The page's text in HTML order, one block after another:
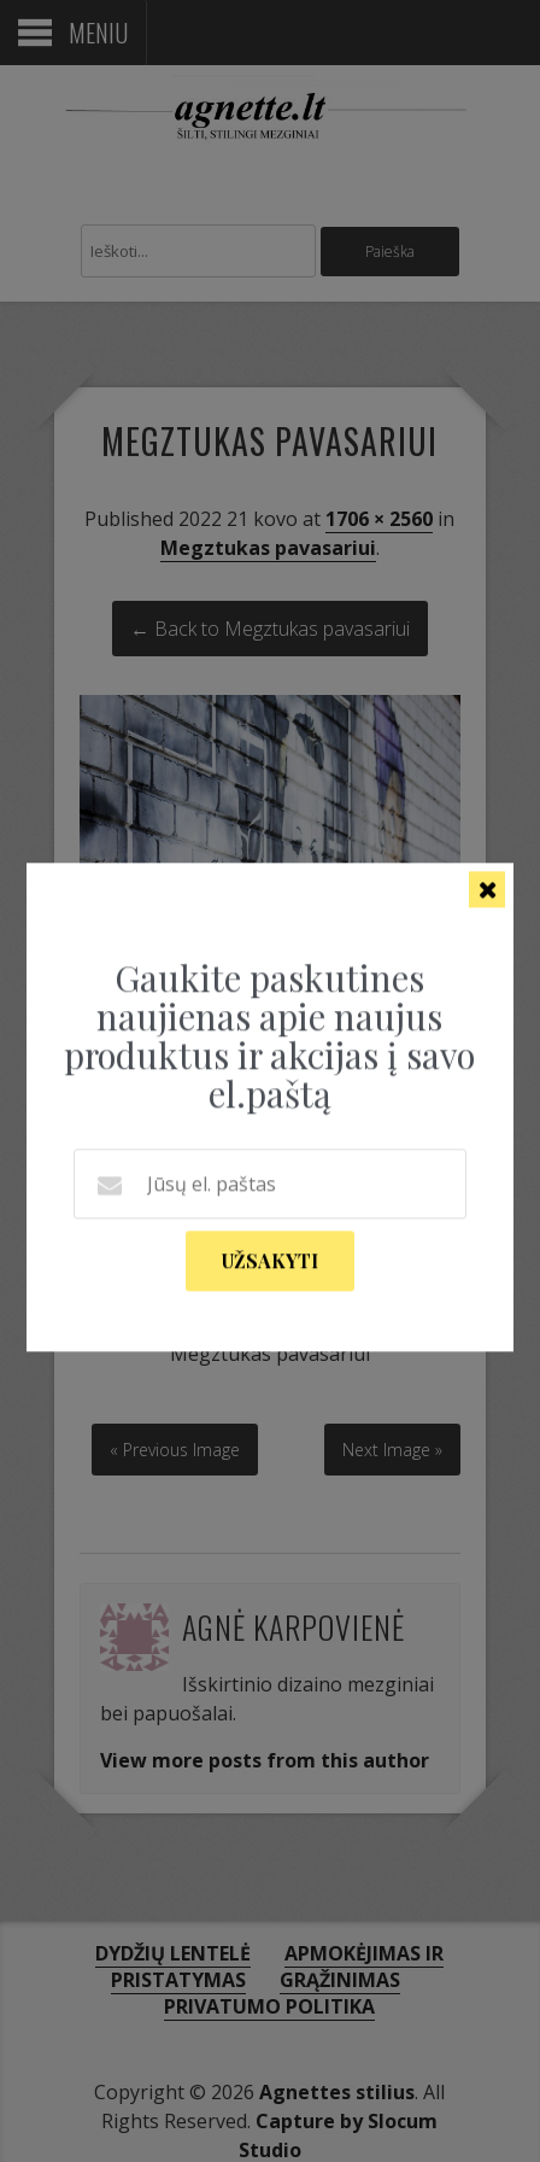
MENIU
MEGZTUKAS PAVASARIUI
Published 2022 21 kovo at 1706 × 2560 in
Megztukas pavasariui.
← Back to Megztukas pavasariui
Megztukas pavasariui
« Previous Image Next Image »
AGNĖ KARPOVIENĖ
Išskirtinio dizaino mezginiai
bei papuošalai.
View more posts from this author
DYDŽIŲ LENTELĖ
APMOKĖJIMAS IR
PRISTATYMAS
GRĄŽINIMAS
PRIVATUMO POLITIKA
Copyright © 2026Agnettes stilius. All
Rights Reserved. Capture by Slocum
Studio
Gaukite paskutines
naujienas apie naujus
produktus ir akcijas į savo
el.paštą
UŽSAKYTI